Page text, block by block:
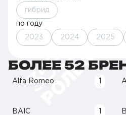
гибрид
по году
2023 2024 2025
БОЛЕЕ 52
Alfa Romeo
BAIC